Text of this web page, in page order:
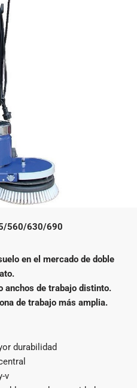
560/630/690
en el mercado de doble
anchos de trabajo distinto.
de trabajo más amplia.
durabilidad
v